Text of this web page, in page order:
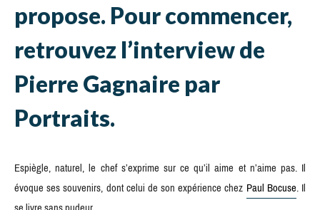
propose. Pour commencer,
retrouvez l’interview de
Pierre Gagnaire par
Portraits.
Espiègle, naturel, le chef s’exprime sur ce qu’il aime et n’aime pas. Il
évoque ses souvenirs, dont celui de son expérience chez Paul Bocuse. Il